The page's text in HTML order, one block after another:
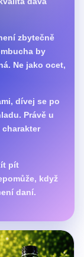
zbytečně
by
Ne jako ocet,
dívej se po
Právě u
charakter
pít
když
daní.